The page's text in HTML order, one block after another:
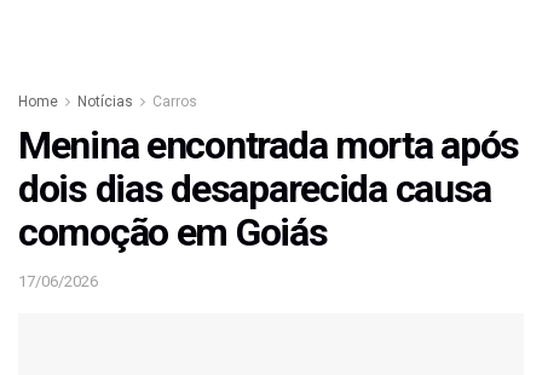
Home Notícias Carros
Menina encontrada morta após
dois dias desaparecida causa
comoção em Goiás
17/06/2026